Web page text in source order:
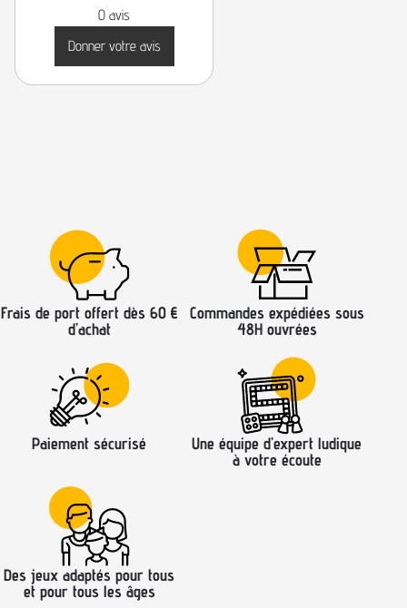
0 avis
Donner votre avis
Frais de port offert dès 60 €
d’achat
Commandes expédiées sous
48H ouvrées
Paiement sécurisé
Une équipe d’expert ludique
à votre écoute
Des jeux adaptés pour tous
et pour tous les âges